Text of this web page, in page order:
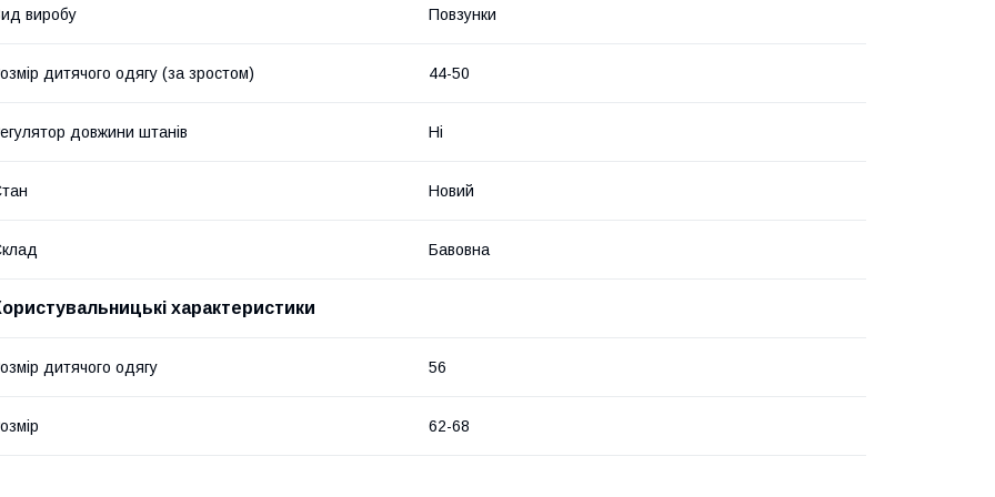
виробу Повзунки
дитячого одягу (за зростом) 44-50
довжини штанів Ні
Новий
Бавовна
характеристики
дитячого одягу 56
62-68